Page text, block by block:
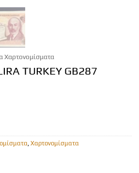
Χαρτονομίσματα
TURKEY GB287
Χαρτονομίσματα